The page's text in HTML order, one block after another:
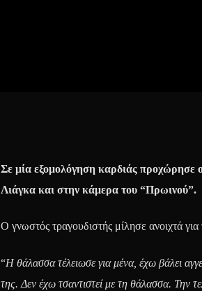
Σε μία εξομολόγηση καρδιάς προχώρησε
Λιάγκα και στην κάμερα του “Πρωινού”.
Ο γνωστός τραγουδιστής μίλησε ανοιχτά
“Η θάλασσα τέλειωσε για μένα, έχω βάλει
της. Δεν έχω τσαντιστεί με τη θάλασσα.